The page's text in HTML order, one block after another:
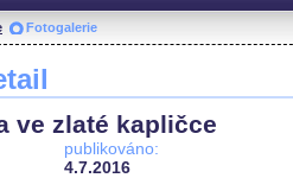
Fotogalerie
ve zlaté kapličce
publikováno:
4.7.2016